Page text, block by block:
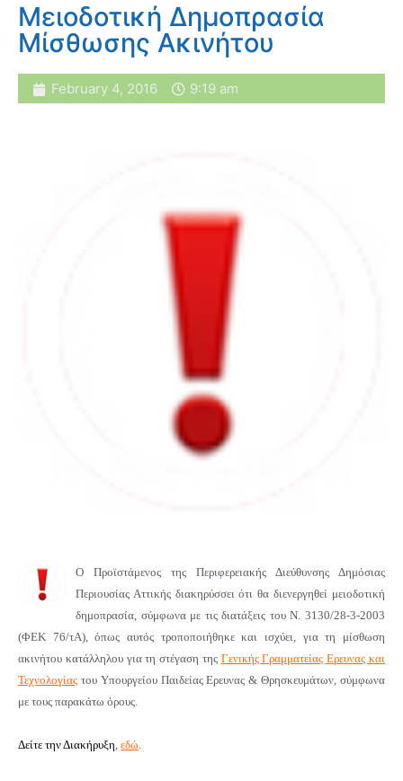
Μειοδοτική Δημοπρασία
Μίσθωσης Ακινήτου
February 4, 2016 9:19 am
Ο Προϊστάμενος της Περιφερειακής Διεύθυνσης Δημόσιας
Περιουσίας Αττικής διακηρύσσει ότι θα διενεργηθεί μειοδοτική
δημοπρασία, σύμφωνα με τις διατάξεις του Ν. 3130/28-3-2003
(ΦΕΚ 76/τΑ), όπως αυτός τροποποιήθηκε και ισχύει, για τη μίσθωση
ακινήτου κατάλληλου για τη στέγαση της Γενικής Γραμματείας Ερευνας και
Τεχνολογίας του Υπουργείου Παιδείας Ερευνας & Θρησκευμάτων, σύμφωνα
με τους παρακάτω όρους.
Δείτε την Διακήρυξη, εδώ.